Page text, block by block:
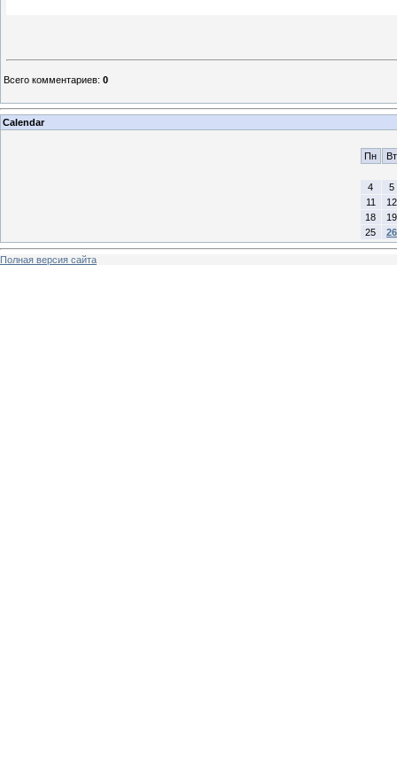
Всего комментариев: 0
Calendar
Пн Вт
4
5
11
12
18
19
25
26
Полная версия сайта